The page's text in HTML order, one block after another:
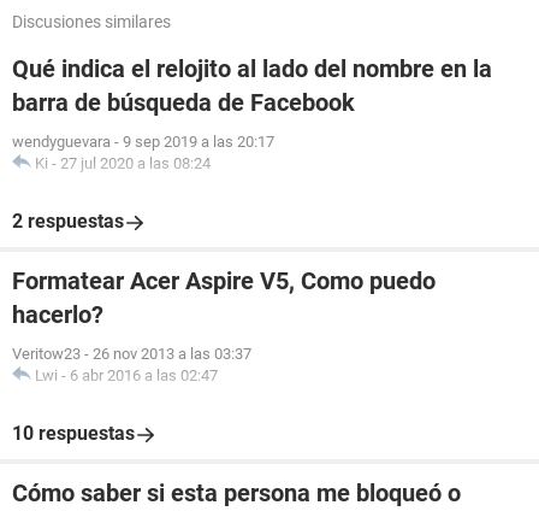
Discusiones similares
Qué indica el relojito al lado del nombre en la
barra de búsqueda de Facebook
wendyguevara - 9 sep 2019 a las 20:17
Ki - 27 jul 2020 a las 08:24
2 respuestas
Formatear Acer Aspire V5, Como puedo
hacerlo?
Veritow23 - 26 nov 2013 a las 03:37
Lwi - 6 abr 2016 a las 02:47
10 respuestas
Cómo saber si esta persona me bloqueó o